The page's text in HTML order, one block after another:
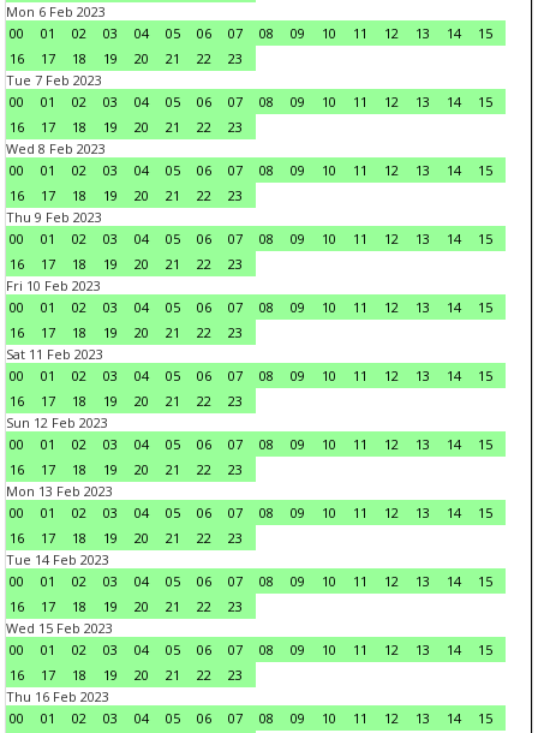
Mon 6 Feb 2023
00
01 02 03 04 05 06 07 08 09 10 11 12 13 14
15
16
17 18 19 20 21 22
23
Tue 7 Feb 2023
00
01 02 03 04 05 06 07 08 09 10 11 12 13 14
15
16
17 18 19 20 21 22
23
Wed 8 Feb 2023
00
01 02 03 04 05 06 07 08 09 10 11 12 13 14
15
16
17 18 19 20 21 22
23
Thu 9 Feb 2023
00
01 02 03 04 05 06 07 08 09 10 11 12 13 14
15
16
17 18 19 20 21 22
23
Fri 10 Feb 2023
00
01 02 03 04 05 06 07 08 09 10 11 12 13 14
15
16
17 18 19 20 21 22
23
Sat 11 Feb 2023
00
01 02 03 04 05 06 07 08 09 10 11 12 13 14
15
16
17 18 19 20 21 22
23
Sun 12 Feb 2023
00
01 02 03 04 05 06 07 08 09 10 11 12 13 14
15
16
17 18 19 20 21 22
23
Mon 13 Feb 2023
00
01 02 03 04 05 06 07 08 09 10 11 12 13 14
15
16
17 18 19 20 21 22
23
Tue 14 Feb 2023
00
01 02 03 04 05 06 07 08 09 10 11 12 13 14
15
16
17 18 19 20 21 22
23
Wed 15 Feb 2023
00
01 02 03 04 05 06 07 08 09 10 11 12 13 14
15
16
17 18 19 20 21 22
23
Thu 16 Feb 2023
00
01 02 03 04 05 06 07 08 09 10 11 12 13 14
15